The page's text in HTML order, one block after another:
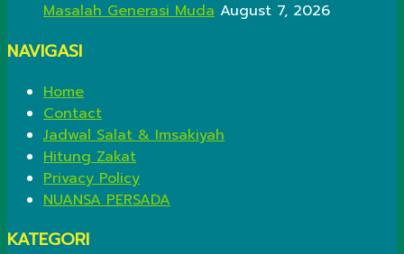
Masalah Generasi Muda August 7, 2026
NAVIGASI
Home
Contact
Jadwal Salat & Imsakiyah
Hitung Zakat
Privacy Policy
NUANSA PERSADA
KATEGORI